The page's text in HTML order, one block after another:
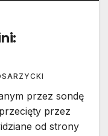
przez sondę
przez
od strony